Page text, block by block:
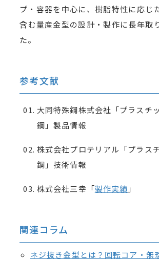
プ・容器を中心に、樹脂特性に応じ
含む量産金型の設計・製作に長年取
た。
参考文献
大同特殊鋼株式会社「プラスチ
鋼」製品情報
株式会社プロテリアル「プラス
鋼」技術情報
株式会社三幸「製作実績 」
関連コラム
ネジ抜き金型とは？回転コア・無